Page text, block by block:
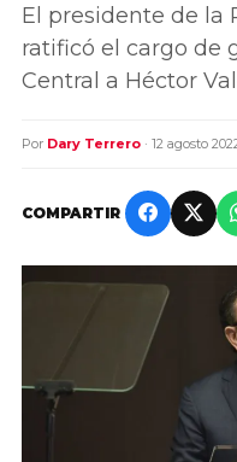
El presidente de la
ratificó el cargo de
Central a Héctor
Por Dary Terrero · 12 agosto
COMPARTIR